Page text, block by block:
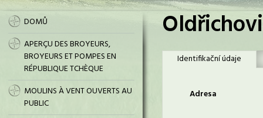
DOMŮ
APERÇU DES BROYEURS,
BROYEURS ET POMPES EN
RÉPUBLIQUE TCHÈQUE
MOULINS À VENT OUVERTS AU
PUBLIC
Identifikační údaje
Adresa